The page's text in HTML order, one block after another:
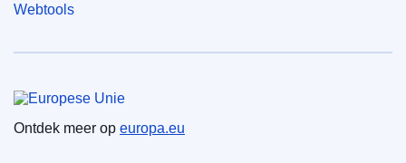
Webtools
Ontdek meer op europa.eu